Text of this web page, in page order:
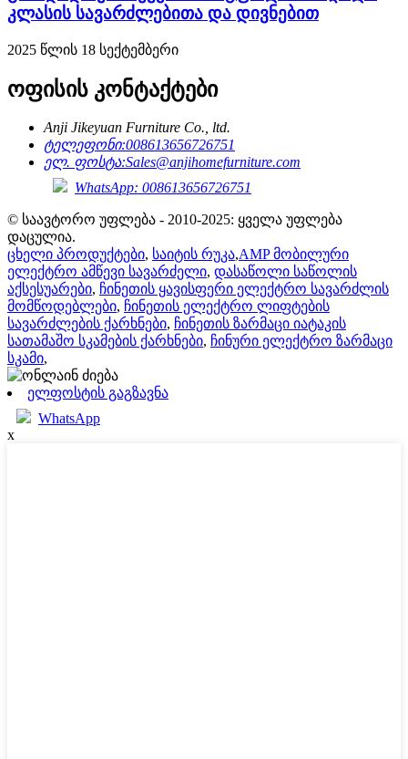
კლასის სავარძლებითა და დივნებით
2025 წლის 18 სექტემბერი
ოფისის კონტაქტები
Anji Jikeyuan Furniture Co., ltd.
ტელეფონი:008613656726751
ელ. ფოსტა:Sales@anjihomefurniture.com
WhatsApp: 008613656726751
© საავტორო უფლება - 2010-2025: ყველა უფლება
დაცულია.
ცხელი პროდუქტები, საიტის რუკა,AMP მობილური
ელექტრო ამწევი სავარძელი, დასაწოლი საწოლის
აქსესუარები, ჩინეთის ყავისფერი ელექტრო სავარძლის
მომწოდებლები, ჩინეთის ელექტრო ლიფტების
სავარძლების ქარხნები, ჩინეთის ზარმაცი იატაკის
სათამაშო სკამების ქარხნები, ჩინური ელექტრო ზარმაცი
სკამი,
ელფოსტის გაგზავნა
WhatsApp
x